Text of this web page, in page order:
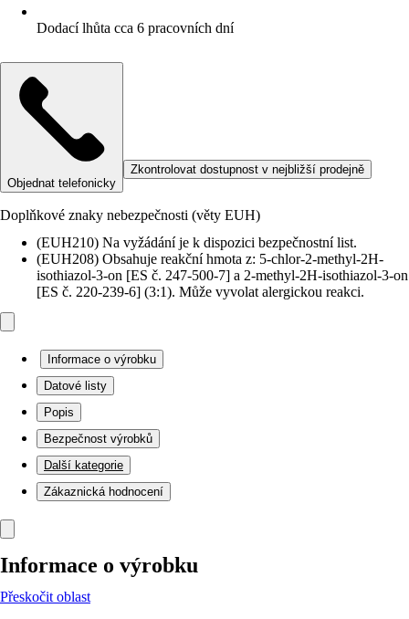
Dodací lhůta cca 6 pracovních dní
Objednat telefonicky
Zkontrolovat dostupnost v nejbližší prodejně
Doplňkové znaky nebezpečnosti (věty EUH)
(EUH210) Na vyžádání je k dispozici bezpečnostní list.
(EUH208) Obsahuje reakční hmota z: 5-chlor-2-methyl-2H-
isothiazol-3-on [ES č. 247-500-7] a 2-methyl-2H-isothiazol-3-on
[ES č. 220-239-6] (3:1). Může vyvolat alergickou reakci.
Informace o výrobku
Datové listy
Popis
Bezpečnost výrobků
Další kategorie
Zákaznická hodnocení
Informace o výrobku
Přeskočit oblast